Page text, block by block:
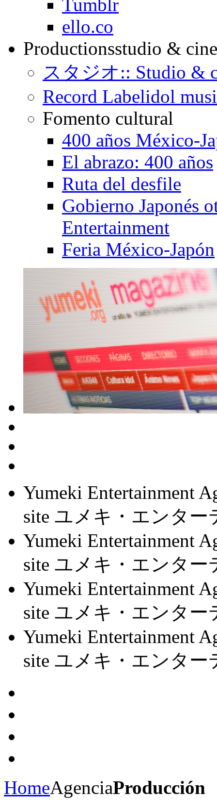
Tumblr
ello.co
Productionsstudio &
スタジオ:: Studio &
Record Labelidol
Fomento cultural
400 años México-
El abrazo: 400 años
Ruta del desfile
Gobierno Japonés
Entertainment
Feria México-Japón
Yumeki Entertainment
site ユメキ・エンタ
Yumeki Entertainment
site ユメキ・エンタ
Yumeki Entertainment
site ユメキ・エンタ
Yumeki Entertainment
site ユメキ・エンタ
HomeAgenciaProducción